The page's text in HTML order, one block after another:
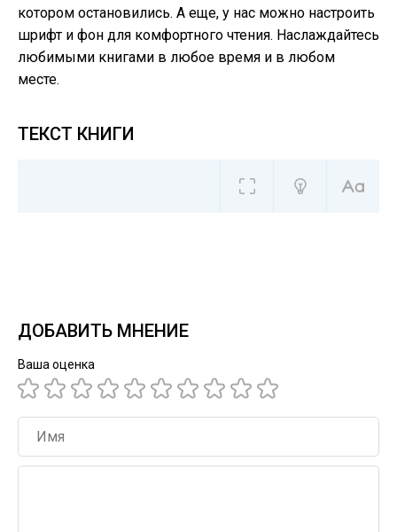
котором остановились. А еще, у нас можно настроить
шрифт и фон для комфортного чтения. Наслаждайтесь
любимыми книгами в любое время и в любом
месте.
ТЕКСТ КНИГИ
ДОБАВИТЬ МНЕНИЕ
Ваша оценка